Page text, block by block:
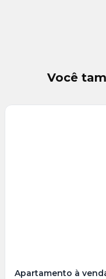
Você
Apartamento à